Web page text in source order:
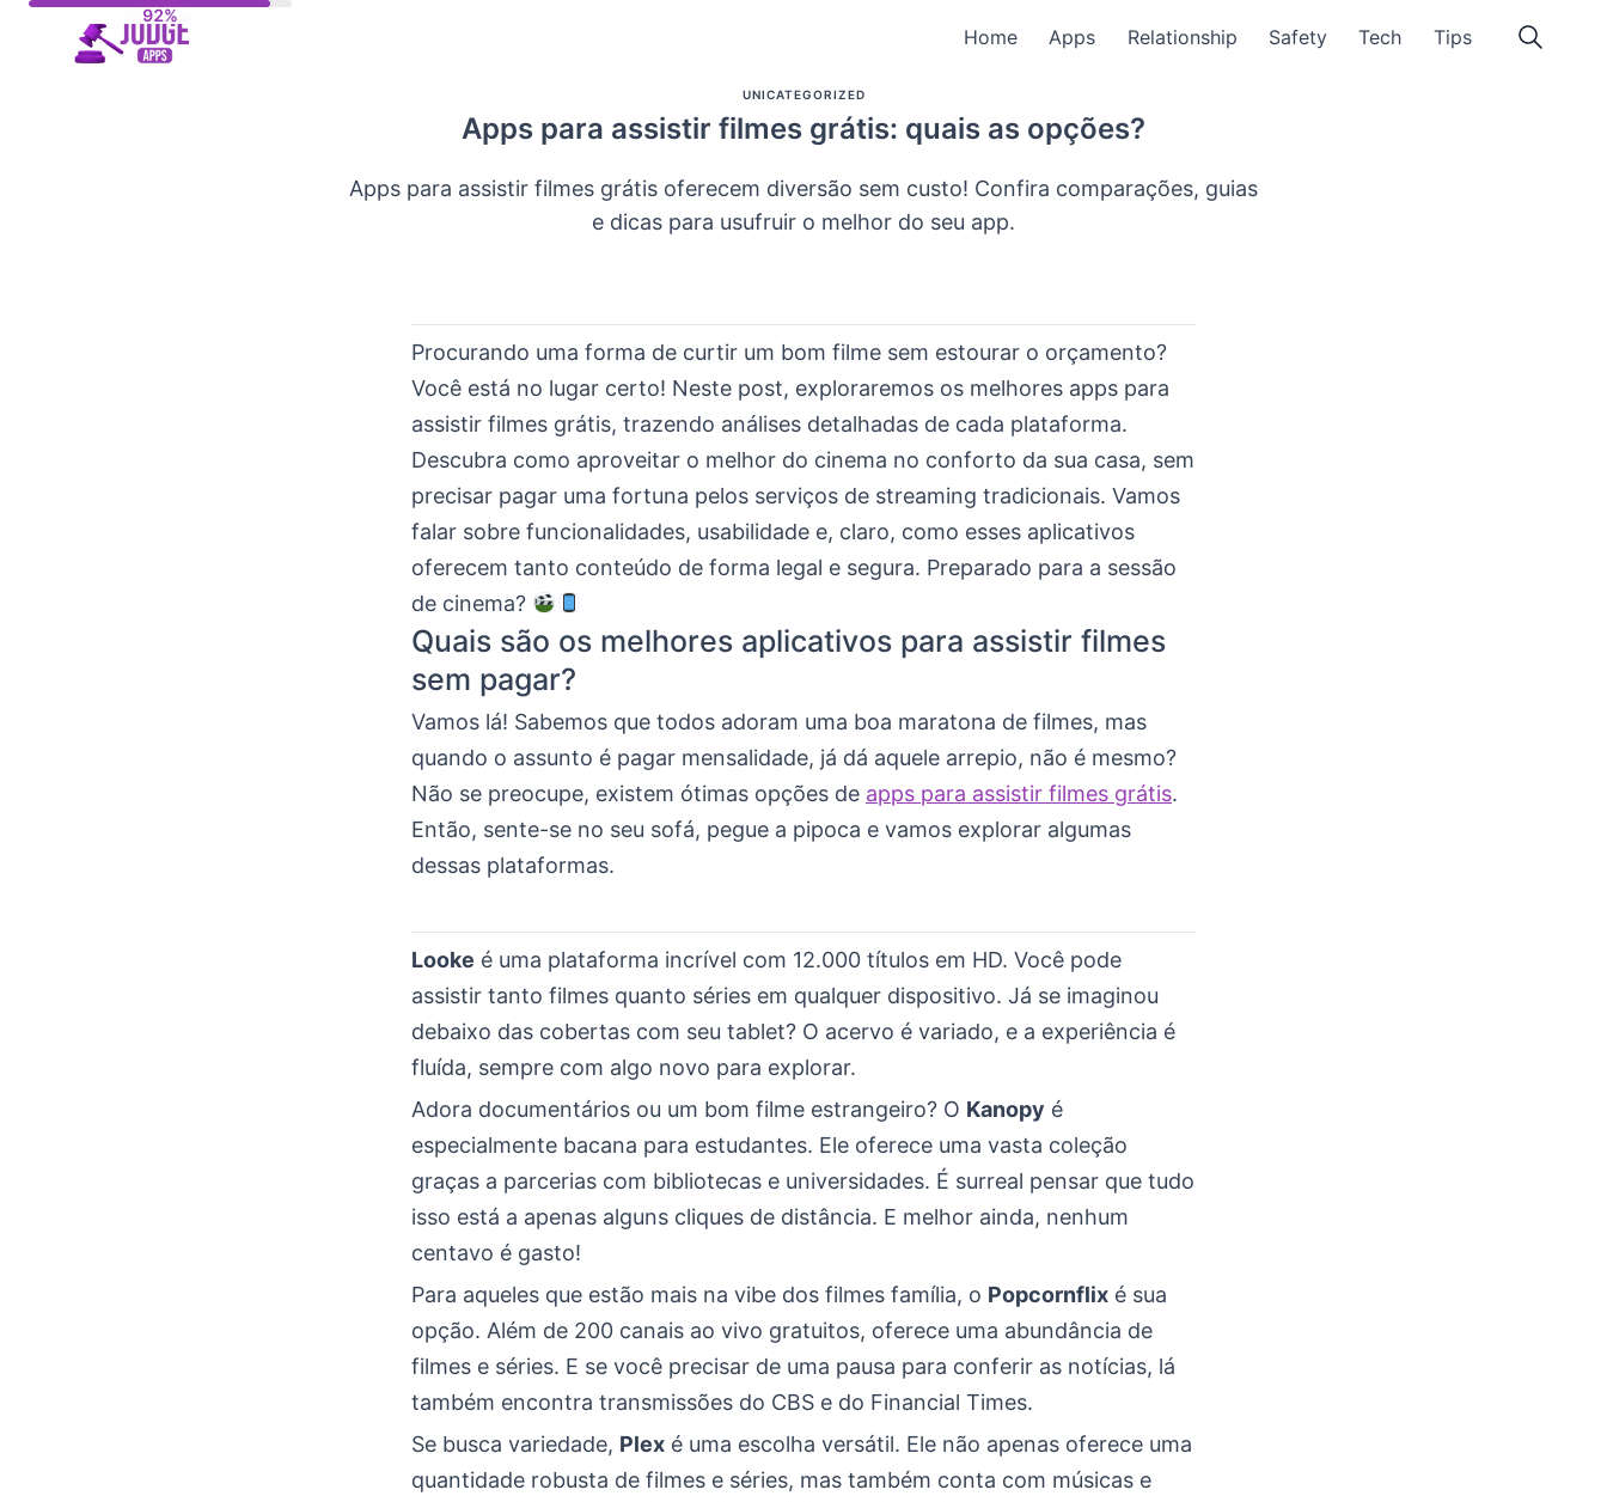
Home Apps Relationship Safety Tech Tips
UNICATEGORIZED
Apps para assistir filmes grátis: quais as opções?
Apps para assistir filmes grátis oferecem diversão sem custo! Confira comparações, guias
e dicas para usufruir o melhor do seu app.
Procurando uma forma de curtir um bom filme sem estourar o orçamento?
Você está no lugar certo! Neste post, exploraremos os melhores apps para
assistir filmes grátis, trazendo análises detalhadas de cada plataforma.
Descubra como aproveitar o melhor do cinema no conforto da sua casa, sem
precisar pagar uma fortuna pelos serviços de streaming tradicionais. Vamos
falar sobre funcionalidades, usabilidade e, claro, como esses aplicativos
oferecem tanto conteúdo de forma legal e segura. Preparado para a sessão
de cinema?
Quais são os melhores aplicativos para assistir filmes
sem pagar?
Vamos lá! Sabemos que todos adoram uma boa maratona de filmes, mas
quando o assunto é pagar mensalidade, já dá aquele arrepio, não é mesmo?
Não se preocupe, existem ótimas opções de apps para assistir filmes grátis.
Então, sente-se no seu sofá, pegue a pipoca e vamos explorar algumas
dessas plataformas.
Looke é uma plataforma incrível com 12.000 títulos em HD. Você pode
assistir tanto filmes quanto séries em qualquer dispositivo. Já se imaginou
debaixo das cobertas com seu tablet? O acervo é variado, e a experiência é
fluída, sempre com algo novo para explorar.
Adora documentários ou um bom filme estrangeiro? O Kanopy é
especialmente bacana para estudantes. Ele oferece uma vasta coleção
graças a parcerias com bibliotecas e universidades. É surreal pensar que tudo
isso está a apenas alguns cliques de distância. E melhor ainda, nenhum
centavo é gasto!
Para aqueles que estão mais na vibe dos filmes família, o Popcornflix é sua
opção. Além de 200 canais ao vivo gratuitos, oferece uma abundância de
filmes e séries. E se você precisar de uma pausa para conferir as notícias, lá
também encontra transmissões do CBS e do Financial Times.
Se busca variedade, Plex é uma escolha versátil. Ele não apenas oferece uma
quantidade robusta de filmes e séries, mas também conta com músicas e